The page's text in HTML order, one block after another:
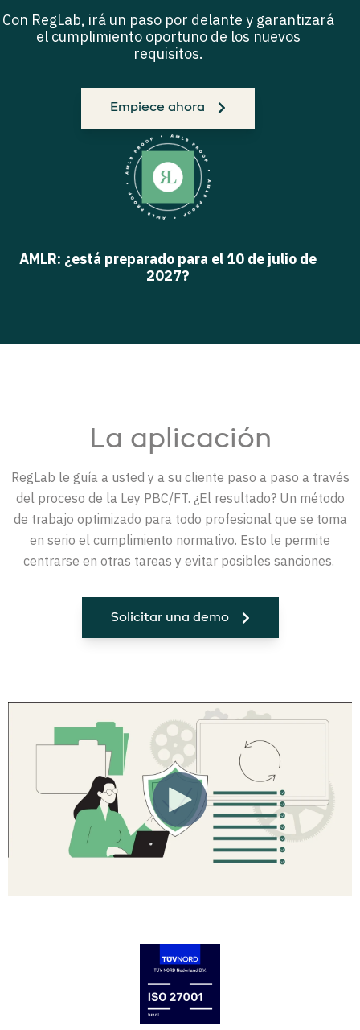
Con RegLab, irá un paso por delante y garantizará
el cumplimiento oportuno de los nuevos
requisitos.
Empiece ahora
AMLR: ¿está preparado para el 10 de julio de
2027?
La aplicación
RegLab le guía a usted y a su cliente paso a paso a través
del proceso de la Ley PBC/FT. ¿El resultado? Un método
de trabajo optimizado para todo profesional que se toma
en serio el cumplimiento normativo. Esto le permite
centrarse en otras tareas y evitar posibles sanciones.
Solicitar una demo